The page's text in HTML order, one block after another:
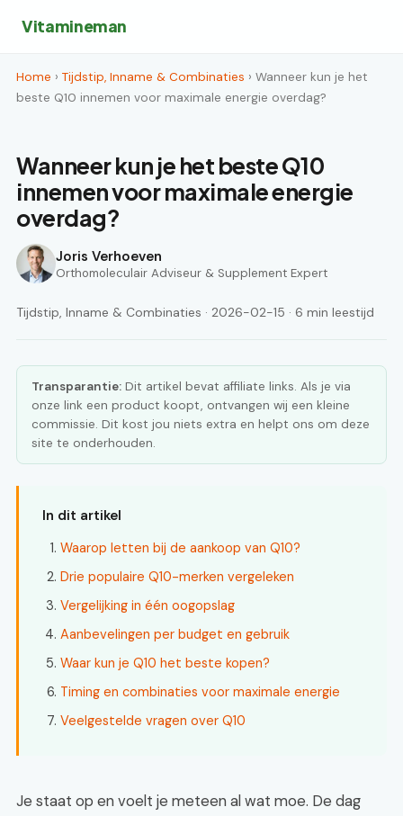
Vitamineman
Home › Tijdstip, Inname & Combinaties › Wanneer kun je het
beste Q10 innemen voor maximale energie overdag?
Wanneer kun je het beste Q10
innemen voor maximale energie
overdag?
Joris Verhoeven
Orthomoleculair Adviseur & Supplement Expert
Tijdstip, Inname & Combinaties · 2026-02-15 · 6 min leestijd
Transparantie: Dit artikel bevat affiliate links. Als je via
onze link een product koopt, ontvangen wij een kleine
commissie. Dit kost jou niets extra en helpt ons om deze
site te onderhouden.
In dit artikel
Waarop letten bij de aankoop van Q10?
Drie populaire Q10-merken vergeleken
Vergelijking in één oogopslag
Aanbevelingen per budget en gebruik
Waar kun je Q10 het beste kopen?
Timing en combinaties voor maximale energie
Veelgestelde vragen over Q10
Je staat op en voelt je meteen al wat moe. De dag